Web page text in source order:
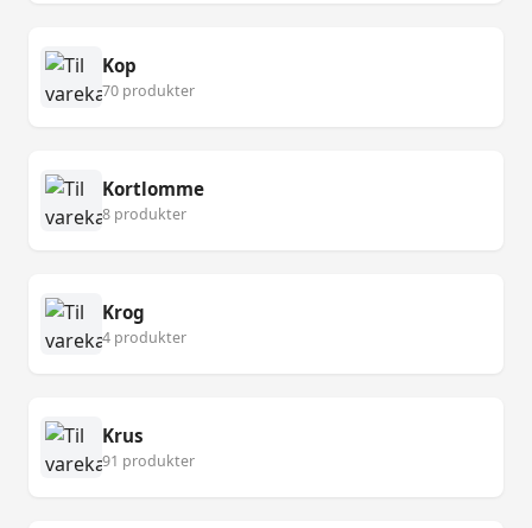
Kop
70 produkter
Kortlomme
8 produkter
Krog
4 produkter
Krus
91 produkter